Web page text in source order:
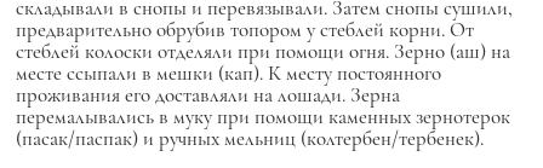
складывали в снопы и перевязывали. Затем снопы сушили,
предварительно обрубив топором у стеблей корни. От
стеблей колоски отделяли при помощи огня. Зерно (аш) на
месте ссыпали в мешки (кап). К месту постоянного
проживания его доставляли на лошади. Зерна
перемалывались в муку при помощи каменных зернотерок
(пасак/паспак) и ручных мельниц (колтербен/тербенек).